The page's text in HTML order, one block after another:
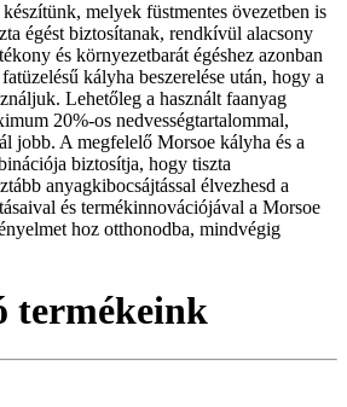
melyek füstmentes övezetben is
égést biztosítanak, rendkívül alacsony
és környezetbarát égéshez azonban
kályha beszerelése után, hogy a
Lehetőleg a használt faanyag
20%-os nedvességtartalommal,
jobb. A megfelelő Morsoe kályha és a
biztosítja, hogy tiszta
anyagkibocsájtással élvezhesd a
és termékinnovációjával a Morsoe
hoz otthonodba, mindvégig
termékeink